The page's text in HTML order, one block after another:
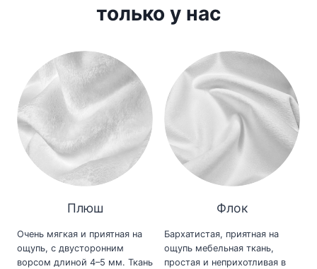
только у нас
Плюш
Очень мягкая и приятная на
ощупь, с двусторонним
ворсом длиной 4–5 мм. Ткань
Флок
Бархатистая, приятная на
ощупь мебельная ткань,
простая и неприхотливая в